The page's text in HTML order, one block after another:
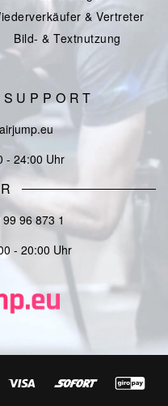
& Vertreter
Bild- & Textnutzung
- 24:00 Uhr
96 873 1
- 20:00 Uhr